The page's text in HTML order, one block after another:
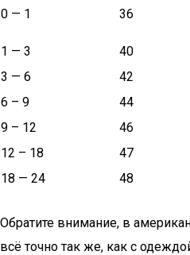
0 — 1 36
1 — 3
40
3 — 6
42
6 – 9
44
9 – 12
46
12 – 18
47
18 — 24
48
Обратите внимание, в
всё точно так же, как с